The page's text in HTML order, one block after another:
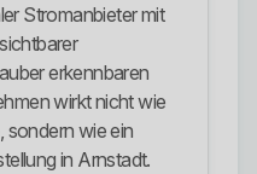
Stromanbieter mit
erkennbaren
wirkt nicht wie
sondern wie ein
in Arnstadt.